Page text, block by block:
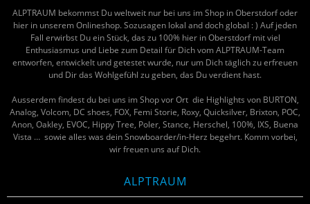
ALPTRAUM bekommst Du weltweit nur bei uns im Shop in Oberstdorf oder
hier in unserem Onlineshop. Sozusagen lokal and doch global : ) Auf jeden
Fall erwirbst Du ein Stück, das zu 100% hier in Oberstdorf mit viel
Enthusiasmus und Liebe zum Detail für Dich vom ALPTRAUM-Team
entworfen, entwickelt und getestet wurde, nur um Dich täglich zu erfreuen
und Dir das Wohlgefühl zu geben, das Du verdient hast.
Ausserdem findest du bei uns im Shop vor Ort die Highlights von BURTON,
Analog, Volcom, DC shoes, FOX, Femi Storie, Roxy, Quicksilver, Brixton, POC,
Anon, Oakley, EVOC, Hippy Tree, Poler, Stance, Herschel, 100%, IXS, Buena
Vista … sowie alles was dein Snowboarder/in-Herz begehrt. Komm vorbei,
wir freuen uns auf Dich.
ALPTRAUM